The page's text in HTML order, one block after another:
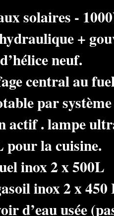
solaires -
+
neuf.
central au
par
actif . lampe
pour la cuisine.
inox 2 x 500L
inox 2 x 450
d’eau usée